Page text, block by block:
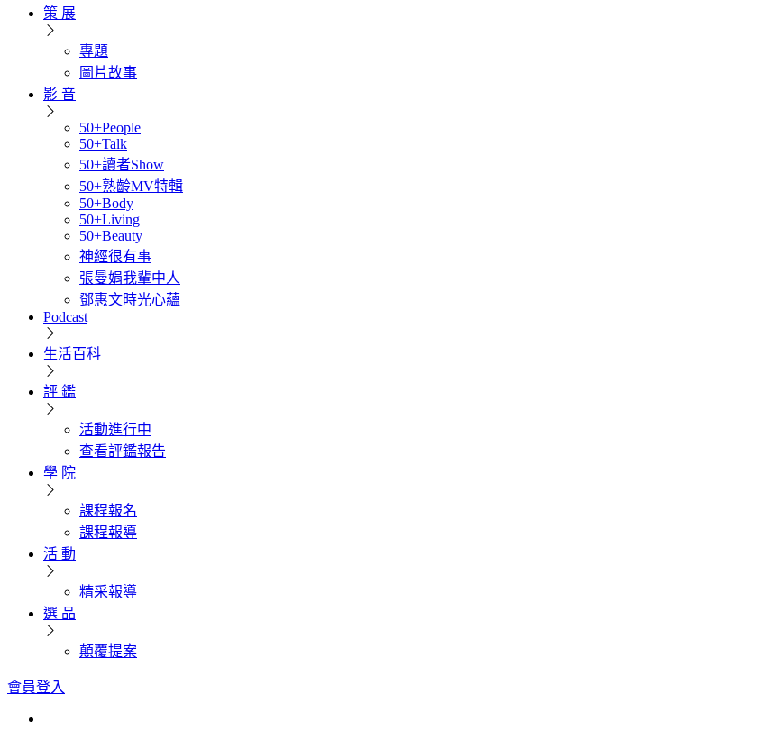
策 展
專題
圖片故事
影 音
50+People
50+Talk
50+讀者Show
50+熟齡MV特輯
50+Body
50+Living
50+Beauty
神經很有事
張曼娟我輩中人
鄧惠文時光心蘊
Podcast
生活百科
評 鑑
活動進行中
查看評鑑報告
學 院
課程報名
課程報導
活 動
精采報導
選 品
顛覆提案
會員登入